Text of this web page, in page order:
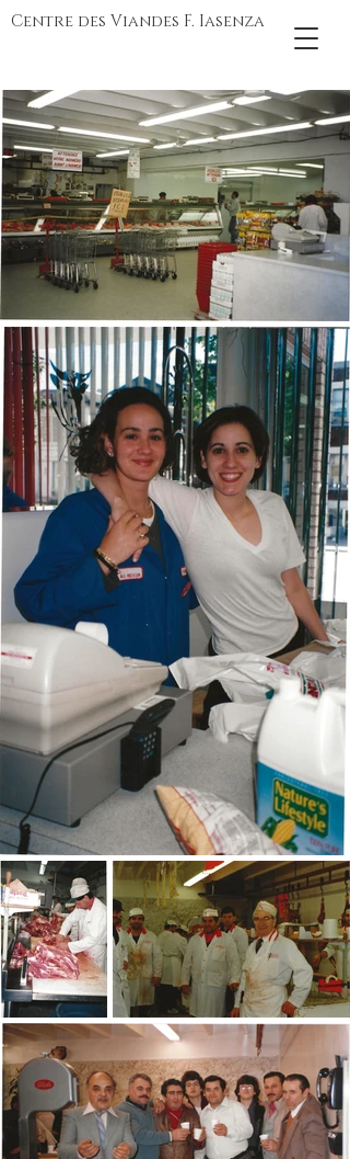
Centre des Viandes F. Iasenza